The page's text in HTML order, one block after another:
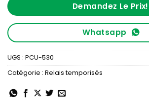
Demandez Le Prix!
Whatsapp
UGS : PCU-530
Catégorie : Relais temporisés